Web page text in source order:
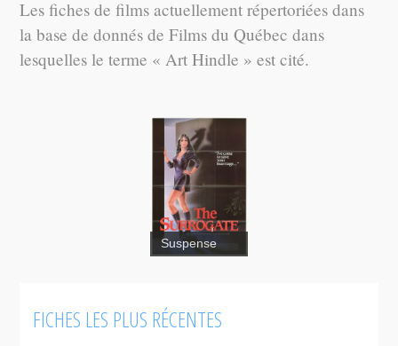
Les fiches de films actuellement répertoriées dans
la base de donnés de Films du Québec dans
lesquelles le terme « Art Hindle » est cité.
The
Surrogate
Suspense
FICHES LES PLUS RÉCENTES